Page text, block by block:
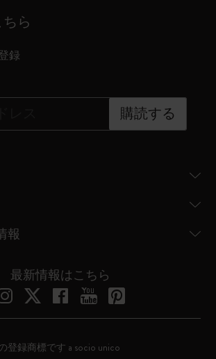
ら
録
購読する
報
最新情報はこちら
登録商標です a socio unico